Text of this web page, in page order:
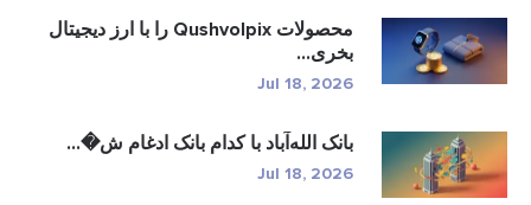
محصولات Qushvolpix را با ارز دیجیتال
بخری...
Jul 18, 2026
بانک الله‌آباد با کدام بانک ادغام ش�...
Jul 18, 2026